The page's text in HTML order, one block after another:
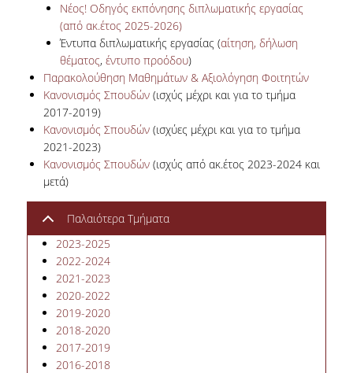
ΑΠΟΦΟΙΤΟΙ
ΑΠΑΣΧΟΛΗΣΗ ΑΠΟΦΟΙΤΩΝ
ΑΠΟΦΟΙΤΗΣΗ
ΣΥΛΛΟΓΟΣ ΑΠΟΦΟΙΤΩΝ
HR STORIES
ΕΡΓΑΣΤΗΡΙΟ ΔΑΔ
ΔΙΠΛΩΜΑΤΙΚΕΣ ΕΡΓΑΣΙΕΣ
HR CASE STUDY SERIES
ΠΡΟΣΩΠΙΚΟ
Νέος! Οδηγός εκπόνησης διπλωματικής εργασίας
(από ακ.έτος 2025-2026)
Έντυπα διπλωματικής εργασίας (αίτηση, δήλωση
θέματος, έντυπο προόδου)
Παρακολούθηση Μαθημάτων & Αξιολόγηση Φοιτητών
Κανονισμός Σπουδών(ισχύς μέχρι και για το τμήμα
2017-2019)
Κανονισμός Σπουδών(ισχύες μέχρι και για το τμήμα
2021-2023)
Κανονισμός Σπουδών(ισχύς από ακ.έτος 2023-2024 και
μετά)
Παλαιότερα Τμήματα
2023-2025
2022-2024
2021-2023
2020-2022
2019-2020
2018-2020
2017-2019
2016-2018